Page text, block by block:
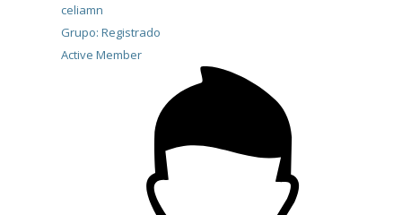
celiamn
Grupo: Registrado
Active Member